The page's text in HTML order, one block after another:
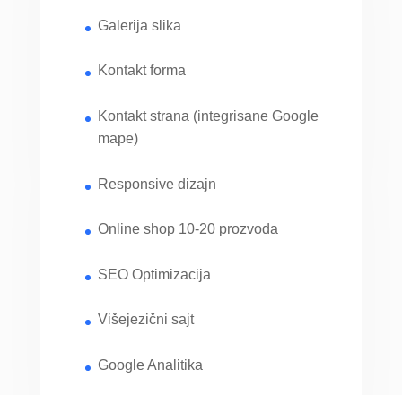
Galerija slika
Kontakt forma
Kontakt strana (integrisane Google
mape)
Responsive dizajn
Online shop 10-20 prozvoda
SEO Optimizacija
Višejezični sajt
Google Analitika